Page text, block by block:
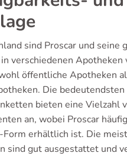
sind Proscar und seine
verschiedenen Apotheken
öffentliche Apotheken
Die
bieten eine Vielzahl
an, wobei Proscar
erhältlich ist. Die
sind gut ausgestattet und